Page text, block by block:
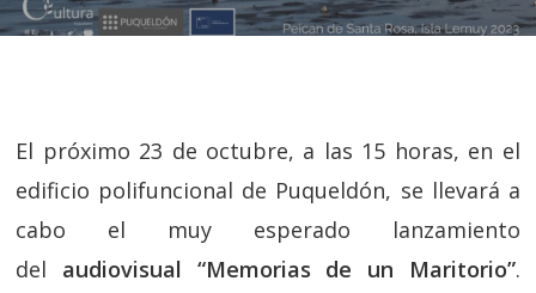
El próximo 23 de octubre, a las 15 horas, en el
edificio polifuncional de Puqueldón, se llevará a
cabo el muy esperado lanzamiento
del audiovisual “Memorias de un Maritorio”.